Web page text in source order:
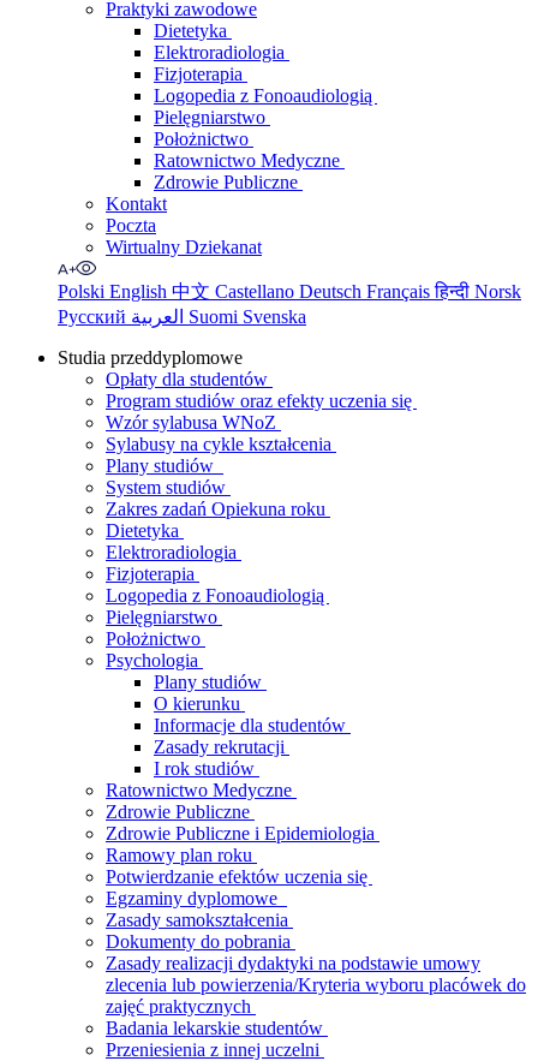
Praktyki zawodowe
Dietetyka
Elektroradiologia
Fizjoterapia
Logopedia z Fonoaudiologią
Pielęgniarstwo
Położnictwo
Ratownictwo Medyczne
Zdrowie Publiczne
Kontakt
Poczta
Wirtualny Dziekanat
Polski English 中文 Castellano Deutsch Françaisहिन्दी Norsk
Русский
Suomi Svenska
Studia przeddyplomowe
Opłaty dla studentów
Program studiów oraz efekty uczenia się
Wzór sylabusa WNoZ
Sylabusy na cykle kształcenia
Plany studiów
System studiów
Zakres zadań Opiekuna roku
Dietetyka
Elektroradiologia
Fizjoterapia
Logopedia z Fonoaudiologią
Pielęgniarstwo
Położnictwo
Psychologia
Plany studiów
O kierunku
Informacje dla studentów
Zasady rekrutacji
I rok studiów
Ratownictwo Medyczne
Zdrowie Publiczne
Zdrowie Publiczne i Epidemiologia
Ramowy plan roku
Potwierdzanie efektów uczenia się
Egzaminy dyplomowe
Zasady samokształcenia
Dokumenty do pobrania
Zasady realizacji dydaktyki na podstawie umowy
zlecenia lub powierzenia/Kryteria wyboru placówek do
zajęć praktycznych
Badania lekarskie studentów
Przeniesienia z innej uczelni